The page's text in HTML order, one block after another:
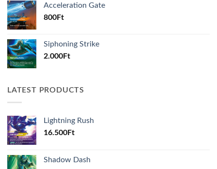
Acceleration Gate
800Ft
Siphoning Strike
2.000Ft
LATEST PRODUCTS
Lightning Rush
16.500Ft
Shadow Dash